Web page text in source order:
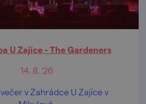
U Zajíce - The Gardeners
14. 8. '26
v Zahrádce U Zajíce v